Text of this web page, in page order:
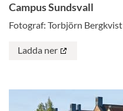
Campus Sundsvall
Fotograf: Torbjörn Bergkvist
Ladda ner